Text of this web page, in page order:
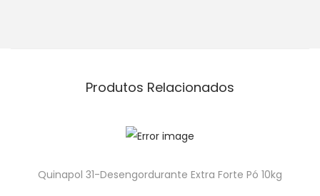
Produtos Relacionados
Quinapol 31-Desengordurante Extra Forte Pó 10kg